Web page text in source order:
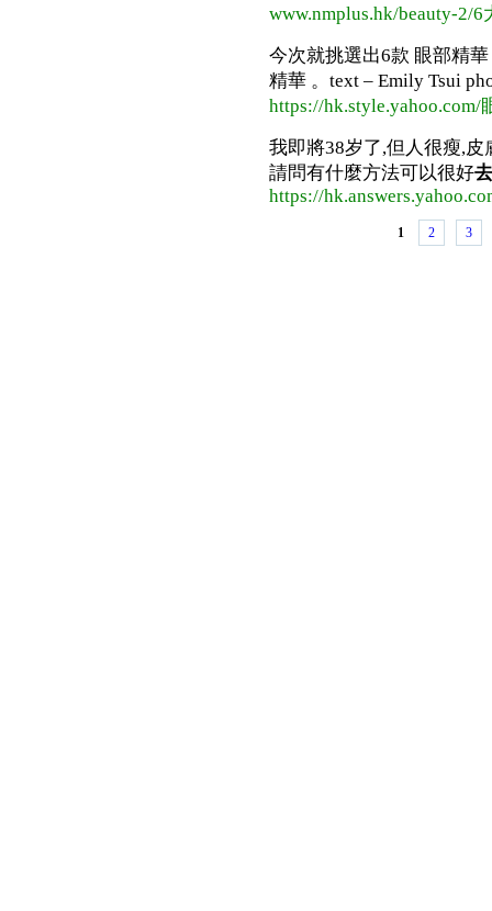
www.nmplus.hk/beauty-2/
今次就挑選出6款 眼部精
精華 。text – Emily Tsui
https://
我即將38岁了,但人很瘦,皮
請問有什麼方法可以很好去
https://
1 2 3